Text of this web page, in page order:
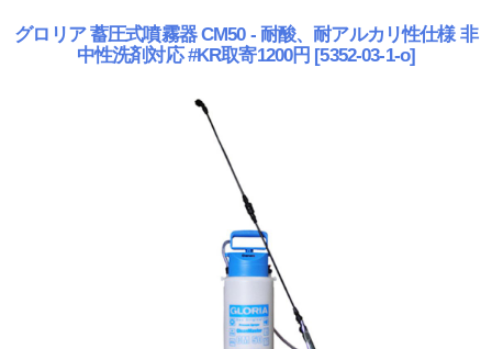
グロリア 蓄圧式噴霧器 CM50 - 耐酸、耐アルカリ性仕様 非
中性洗剤対応 #KR取寄1200円 [5352-03-1-o]